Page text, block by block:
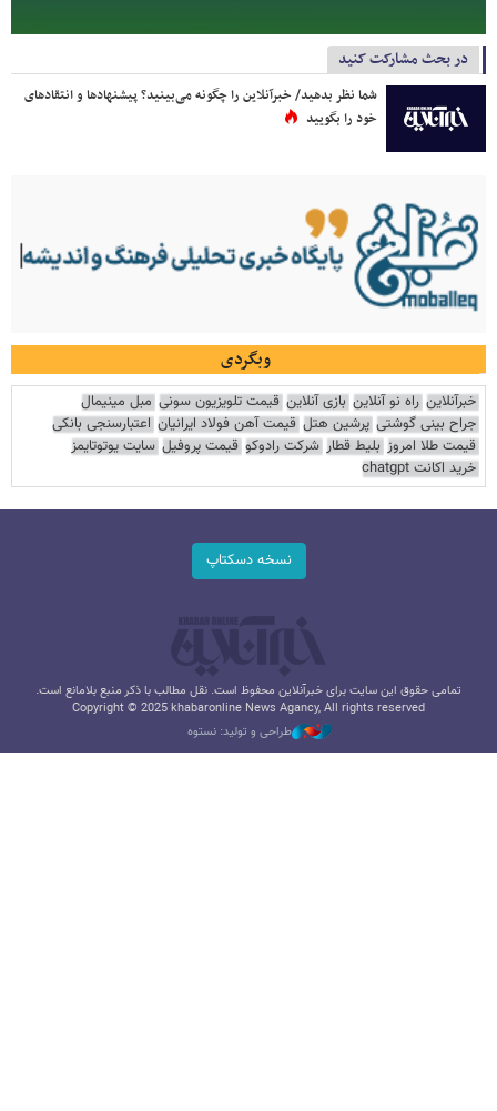
در بحث مشارکت کنید
شما نظر بدهید/ خبرآنلاین را چگونه می‌بینید؟ پیشنهادها و انتقادهای
خود را بگویید
وبگردی
خبرآنلاین راه نو آنلاین بازی آنلاین قیمت تلویزیون سونی مبل مینیمال
جراح بینی گوشتی پرشین هتل قیمت آهن فولاد ایرانیان اعتبارسنجی بانکی
قیمت طلا امروز بلیط قطار شرکت رادوکو قیمت پروفیل سایت یوتوتایمز
خرید اکانت chatgpt
نسخه دسکتاپ
تمامی حقوق این سایت برای خبرآنلاین محفوظ است. نقل مطالب با ذکر منبع بلامانع است.
Copyright © 2025 khabaronline News Agancy, All rights reserved
طراحی و تولید: نستوه